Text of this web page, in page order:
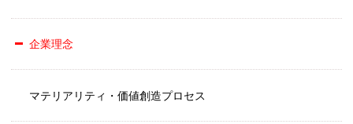
企業理念
マテリアリティ・価値創造プロセス